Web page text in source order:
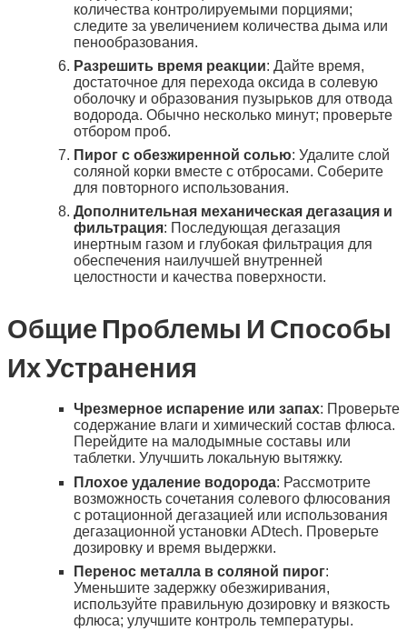
количества контролируемыми порциями;
следите за увеличением количества дыма или
пенообразования.
Разрешить время реакции: Дайте время,
достаточное для перехода оксида в солевую
оболочку и образования пузырьков для отвода
водорода. Обычно несколько минут; проверьте
отбором проб.
Пирог с обезжиренной солью: Удалите слой
соляной корки вместе с отбросами. Соберите
для повторного использования.
Дополнительная механическая дегазация и
фильтрация: Последующая дегазация
инертным газом и глубокая фильтрация для
обеспечения наилучшей внутренней
целостности и качества поверхности.
Общие Проблемы И Способы
Их Устранения
Чрезмерное испарение или запах: Проверьте
содержание влаги и химический состав флюса.
Перейдите на малодымные составы или
таблетки. Улучшить локальную вытяжку.
Плохое удаление водорода: Рассмотрите
возможность сочетания солевого флюсования
с ротационной дегазацией или использования
дегазационной установки ADtech. Проверьте
дозировку и время выдержки.
Перенос металла в соляной пирог:
Уменьшите задержку обезжиривания,
используйте правильную дозировку и вязкость
флюса; улучшите контроль температуры.